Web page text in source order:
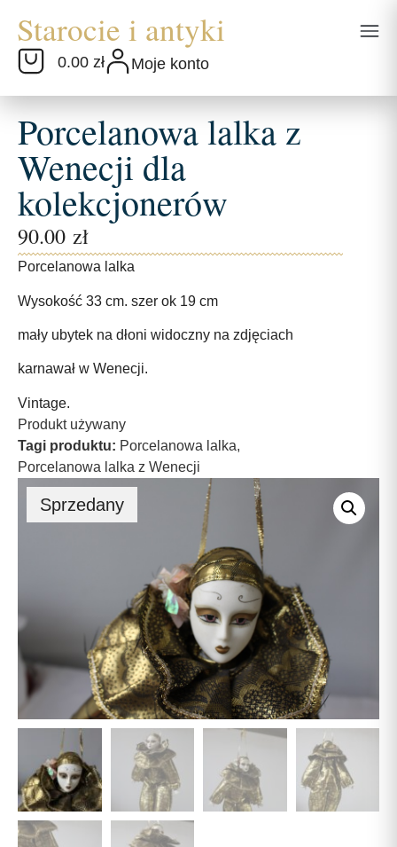
0.00 zł Moje konto
Porcelanowa lalka z
Wenecji dla
kolekcjonerów
90.00 zł
Porcelanowa lalka
Wysokość 33 cm. szer ok 19 cm
mały ubytek na dłoni widoczny na zdjęciach
karnawał w Wenecji.
Vintage.
Produkt używany
Tagi produktu: Porcelanowa lalka,
Porcelanowa lalka z Wenecji
Sprzedany